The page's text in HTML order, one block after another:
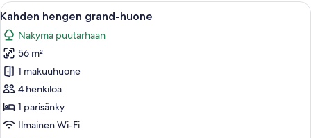
Avaa
kaikki
huonetyypin
Kahden
hengen
grand-
huone
kuvat
Hotellihuone, jossa on suuri sänky,
7
Kahden hengen grand-huone
Näkymä puutarhaan
56 m²
1 makuuhuone
4 henkilöä
1 parisänky
Ilmainen Wi-Fi